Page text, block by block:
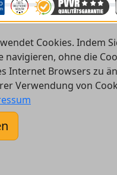
Cookies. Indem
navigieren, ohne die
Internet Browsers zu
Verwendung von